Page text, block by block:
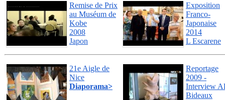
Remise de Prix
au Muséum de
Kobe
2008
Japon
Exposition
Franco-
Japonaise
2014
L Escarene
21e Aigle de
Nice
Diaporama>
Reportage
2009 -
Interview
Bideaux